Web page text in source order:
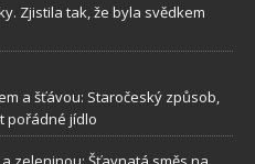
Zjistila tak, že byla svědkem
a šťávou: Staročeský způsob,
pořádné jídlo